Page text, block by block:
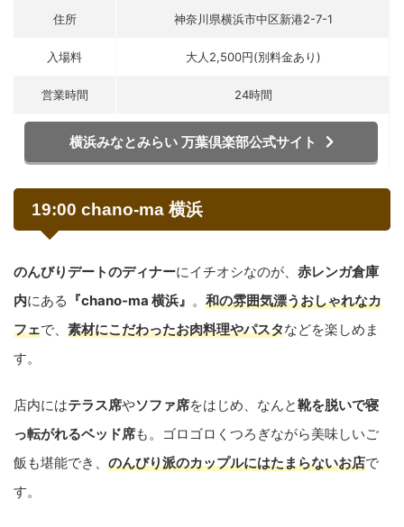
住所 神奈川県横浜市中区新港2-7-1
入場料 大人2,500円(別料金あり)
営業時間 24時間
横浜みなとみらい 万葉倶楽部公式サイト
19:00 chano-ma 横浜
のんびりデートのディナーにイチオシなのが、 赤レンガ倉庫
内にある 『chano-ma 横浜』 。 和の雰囲気漂うおしゃれなカ
フェで、 素材にこだわったお肉料理やパスタなどを楽しめま
す。
店内にはテラス席やソファ席をはじめ、なんと靴を脱いで寝
っ転がれるベッド席も。ゴロゴロくつろぎながら美味しいご
飯も堪能でき、 のんびり派のカップルにはたまらないお店で
す。